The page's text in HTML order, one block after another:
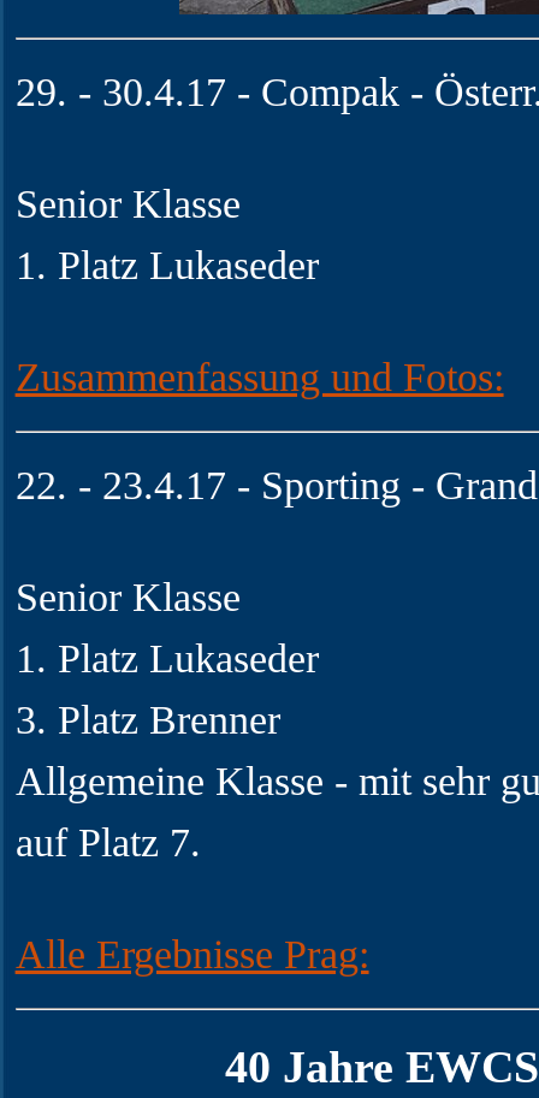
29. - 30.4.17 - Compak -
Senior Klasse
1. Platz Lukaseder
Zusammenfassung und Fotos:
22. - 23.4.17 - Sporting -
Senior Klasse
1. Platz Lukaseder
3. Platz Brenner
Allgemeine Klasse - mit sehr
auf Platz 7.
Alle Ergebnisse Prag:
40 Jahre